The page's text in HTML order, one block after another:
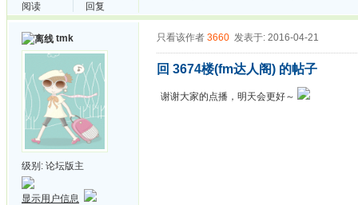
阅读
回复
tmk
级别: 论坛版主
显示用户信息
只看该作者 3660 发表于: 2016-04-21
回 3674楼(fm达人阁) 的帖子
谢谢大家的点播，明天会更好～